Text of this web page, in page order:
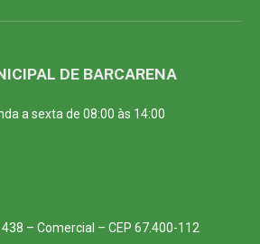
DE BARCARENA
a sexta de 08:00 às 14:00
– Comercial – CEP 67.400-112